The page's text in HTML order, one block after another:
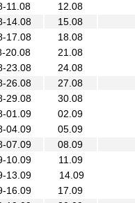
11.08
12.08
14.08
15.08
17.08
18.08
20.08
21.08
23.08
24.08
26.08
27.08
29.08
30.08
01.09
02.09
04.09
05.09
07.09
08.09
10.09
11.09
13.09
14.09
16.09
17.09